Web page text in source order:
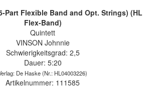
Part Flexible Band and Opt. Strings) (HL
Flex-Band)
Quintett
VINSON Johnnie
Schwierigkeitsgrad: 2,5
Dauer: 5:20
De Haske(Nr.: HL04003226)
Artikelnummer: 111585